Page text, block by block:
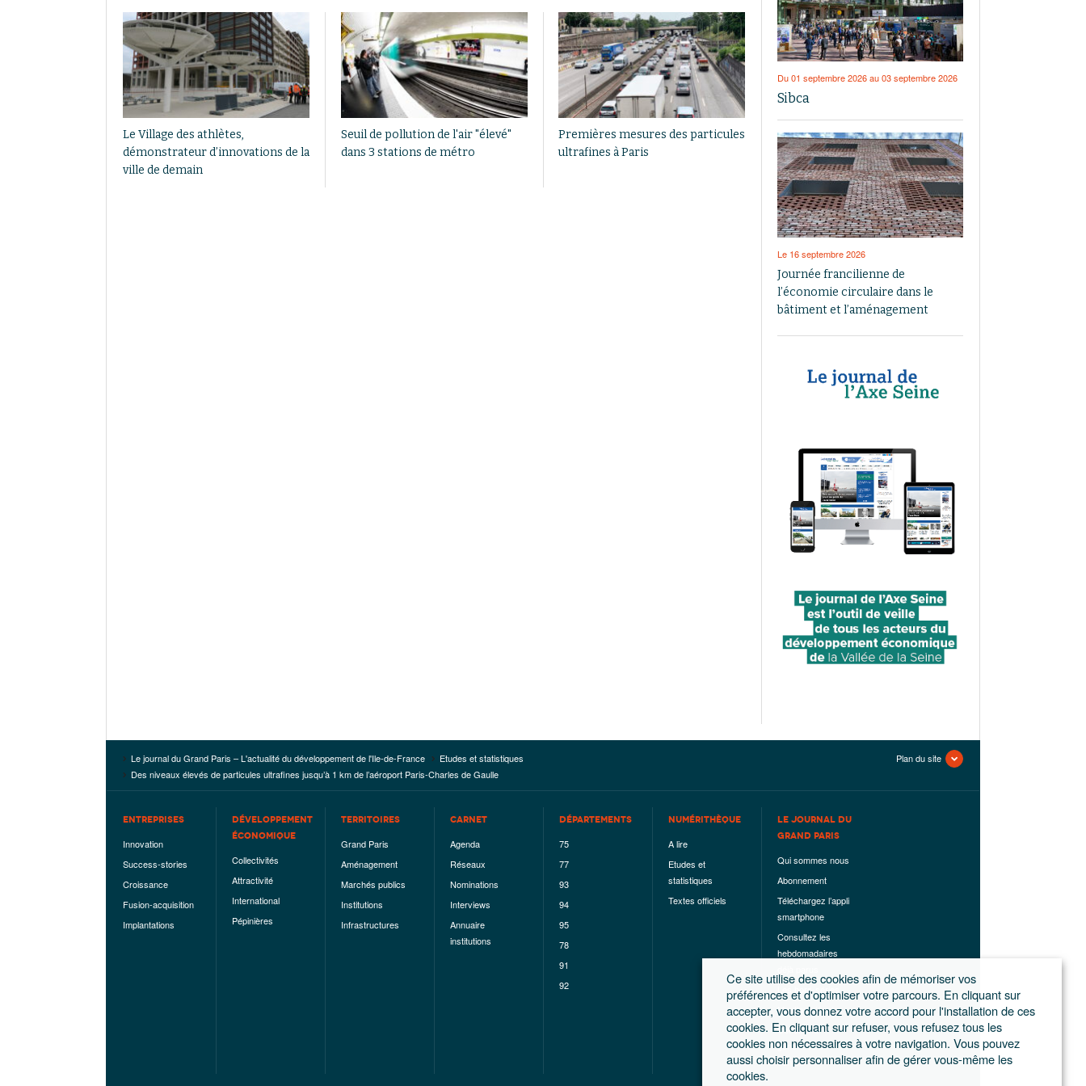
Le Village des athlètes,
démonstrateur d’innovations de la
ville de demain
Seuil de pollution de l'air "élevé"
dans 3 stations de métro
Premières mesures des particules
ultrafines à Paris
Du 01 septembre 2026 au 03 septembre 2026
Sibca
Le 16 septembre 2026
Journée francilienne de
l’économie circulaire dans le
bâtiment et l’aménagement
Le journal du Grand Paris – L'actualité du développement de l'Ile-de-France
Etudes et statistiques
Des niveaux élevés de particules ultrafines jusqu’à 1 km de l’aéroport Paris-Charles de Gaulle
Plan du site
ENTREPRISES
Innovation
Success-stories
Croissance
Fusion-acquisition
Implantations
DÉVELOPPEMENT
ÉCONOMIQUE
Collectivités
Attractivité
International
Pépinières
TERRITOIRES
Grand Paris
Aménagement
Marchés publics
Institutions
Infrastructures
CARNET
Agenda
Réseaux
Nominations
Interviews
Annuaire
institutions
DÉPARTEMENTS
75
77
93
94
95
78
91
92
NUMÉRITHÈQUE
A lire
Etudes et
statistiques
Textes officiels
LE JOURNAL DU
GRAND PARIS
Qui sommes nous
Abonnement
Téléchargez l’appli
smartphone
Consultez les
hebdomadaires
Les hors-séries
Mentions légales
Conditions
générales de
ventes
Ce site utilise des cookies afin de mémoriser vos
préférences et d'optimiser votre parcours. En cliquant sur
accepter, vous donnez votre accord pour l'installation de ces
cookies. En cliquant sur refuser, vous refusez tous les
cookies non nécessaires à votre navigation. Vous pouvez
aussi choisir personnaliser afin de gérer vous-même les
cookies.